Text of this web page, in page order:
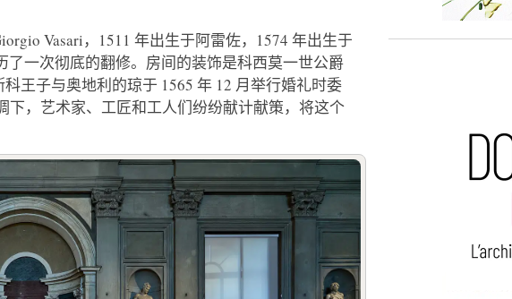
Vasari，1511 年出生于阿雷佐，1574 年出生于
一次彻底的翻修。房间的装饰是科西莫一世公爵
王子与奥地利的琼于 1565 年 12 月举行婚礼时委
，艺术家、工匠和工人们纷纷献计献策，将这个